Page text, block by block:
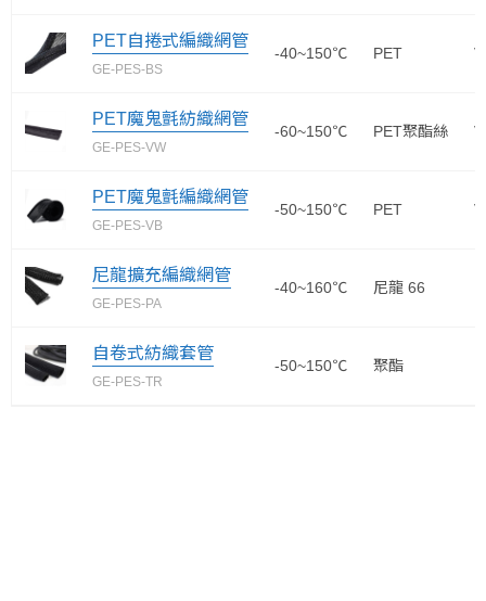
PET自捲式編織網管
GE-PES-BS
-40~150℃ PET
PET魔鬼氈紡織網管
GE-PES-VW
-60~150℃ PET聚酯絲
PET魔鬼氈編織網管
GE-PES-VB
-50~150℃ PET
尼龍擴充編織網管
GE-PES-PA
-40~160℃ 尼龍 66
自卷式紡織套管
GE-PES-TR
-50~150℃ 聚酯